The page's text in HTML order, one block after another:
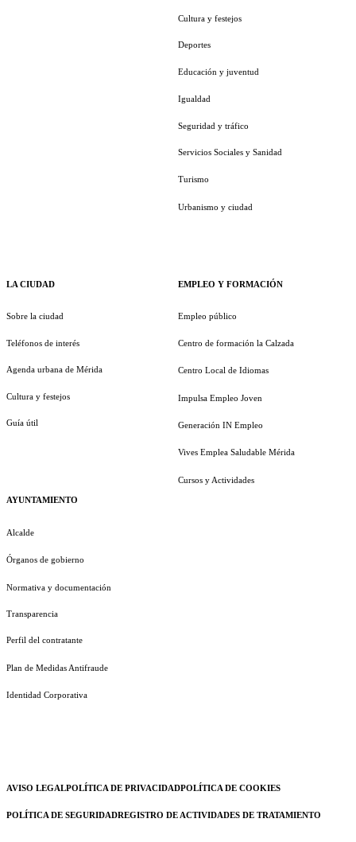
LA CIUDAD
Sobre la ciudad
Teléfonos de interés
Agenda urbana de Mérida
Cultura y festejos
Guía útil
AYUNTAMIENTO
Alcalde
Órganos de gobierno
Normativa y documentación
Transparencia
Perfil del contratante
Plan de Medidas Antifraude
Identidad Corporativa
Cultura y festejos
Deportes
Educación y juventud
Igualdad
Seguridad y tráfico
Servicios Sociales y Sanidad
Turismo
Urbanismo y ciudad
EMPLEO Y FORMACIÓN
Empleo público
Centro de formación la Calzada
Centro Local de Idiomas
Impulsa Empleo Joven
Generación IN Empleo
Vives Emplea Saludable Mérida
Cursos y Actividades
AVISO LEGALPOLÍTICA DE PRIVACIDADPOLÍTICA DE COOKIES
POLÍTICA DE SEGURIDADREGISTRO DE ACTIVIDADES DE TRATAMIENTO